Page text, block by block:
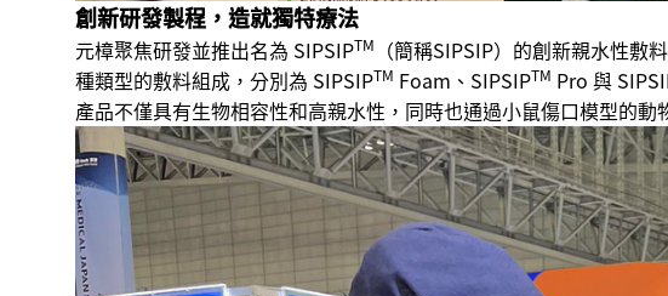
創新研發製程，造就獨特療法
元樟聚焦研發並推出名為 SIPSIPTM
（簡稱SIPSIP）的創新親水性
種類型的敷料組成，分別為 SIPSIPTM Foam、SIPSIPTM Pro 與
產品不僅具有生物相容性和高親水性，同時也通過小鼠傷口模型的